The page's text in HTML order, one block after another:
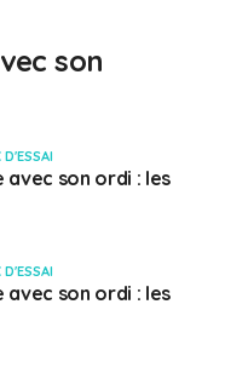
son
avec son ordi : les
avec son ordi : les